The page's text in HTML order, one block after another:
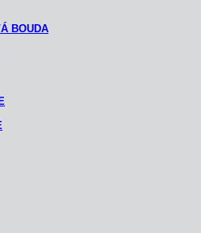
BOUDA